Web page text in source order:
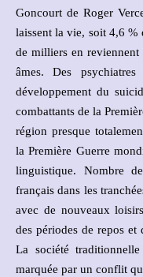
Goncourt de Roger
laissent la vie, soit 4,6 %
de milliers en reviennent
âmes. Des
développement du
combattants de la
région presque
la Première Guerre
linguistique. Nombre
français dans les
avec de nouveaux
des périodes de repos et
La société
marquée par un conflit